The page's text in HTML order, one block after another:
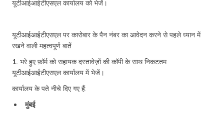
यूटीआईआईटीएसएल कार्यालय को भेजें।
यूटीआईआईटीएसएल पर कारोबार के पैन नंबर का आवेदन करने से पहले ध्यान में
रखने वाली महत्वपूर्ण बातें
1. भरे हुए फ़ॉर्म को सहायक दस्तावेज़ों की कॉपी के साथ निकटतम
यूटीआईआईटीएसएल कार्यालय में भेजें।
कार्यालय के पते नीचे दिए गए हैं:
मुंबई